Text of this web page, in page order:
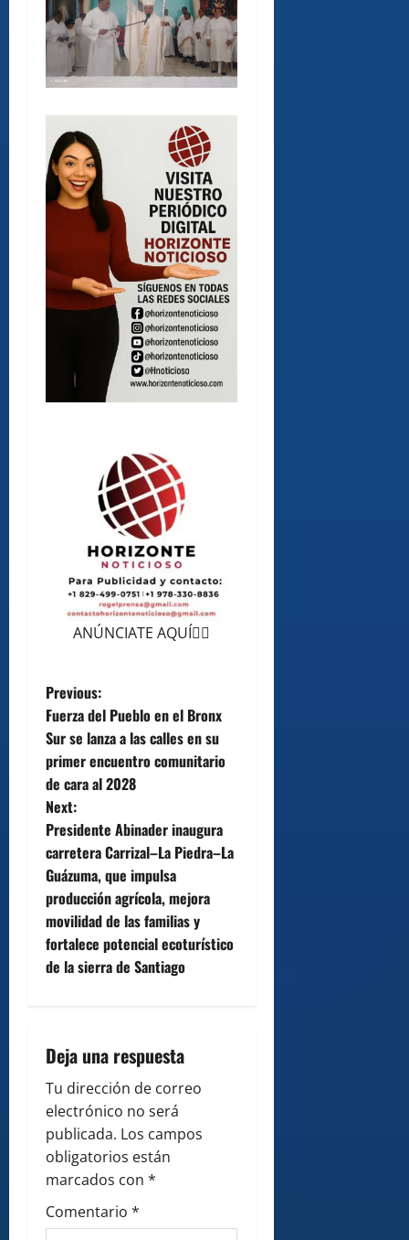
ANÚNCIATE AQUÍ👆🏻
P
o
s
t
n
a
v
i
a
t
i
o
n
Previous:
Fuerza del Pueblo en el Bronx
Sur se lanza a las calles en su
primer encuentro comunitario
de cara al 2028
Next:
Presidente Abinader inaugura
carretera Carrizal–La Piedra–La
Guázuma, que impulsa
producción agrícola, mejora
movilidad de las familias y
fortalece potencial ecoturístico
de la sierra de Santiago
Deja una respuesta
Tu dirección de correo
electrónico no será
publicada. Los campos
obligatorios están
marcados con *
Comentario *